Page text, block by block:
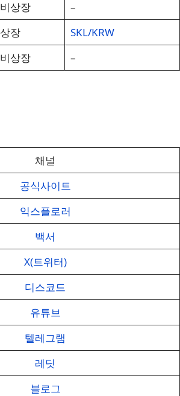
비상장
–
상장
SKL/KRW
비상장 –
채널
공식사이트
익스플로러
백서
X(트위터)
디스코드
유튜브
텔레그램
레딧
블로그